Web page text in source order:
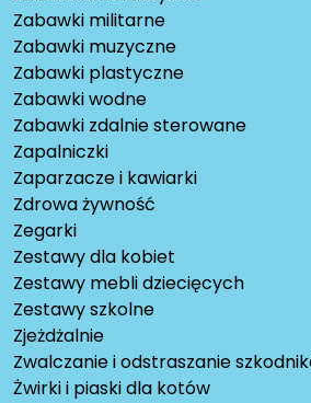
Zabawki militarne
Zabawki muzyczne
Zabawki plastyczne
Zabawki wodne
Zabawki zdalnie sterowane
Zapalniczki
Zaparzacze i kawiarki
Zdrowa żywność
Zegarki
Zestawy dla kobiet
Zestawy mebli dziecięcych
Zestawy szkolne
Zjeżdżalnie
Zwalczanie i odstraszanie
Żwirki i piaski dla kotów